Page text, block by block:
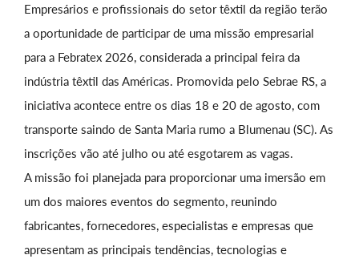
Empresários e profissionais do setor têxtil da região terão
a oportunidade de participar de uma missão empresarial
para a Febratex 2026, considerada a principal feira da
indústria têxtil das Américas. Promovida pelo Sebrae RS, a
iniciativa acontece entre os dias 18 e 20 de agosto, com
transporte saindo de Santa Maria rumo a Blumenau (SC). As
inscrições vão até julho ou até esgotarem as vagas.
A missão foi planejada para proporcionar uma imersão em
um dos maiores eventos do segmento, reunindo
fabricantes, fornecedores, especialistas e empresas que
apresentam as principais tendências, tecnologias e